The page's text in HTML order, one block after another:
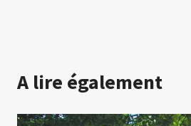
A lire également